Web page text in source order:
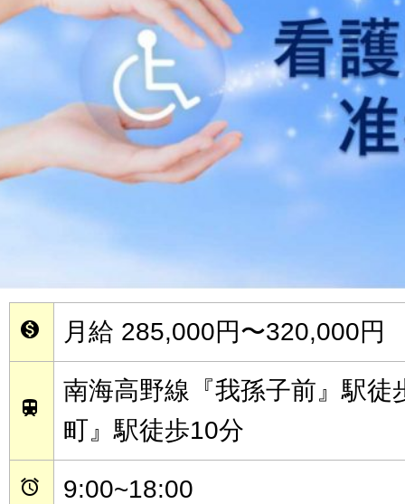
 月給 285,000円〜320,000円

南海高野線『我孫子前』駅徒
町』駅徒歩10分
 9:00~18:00